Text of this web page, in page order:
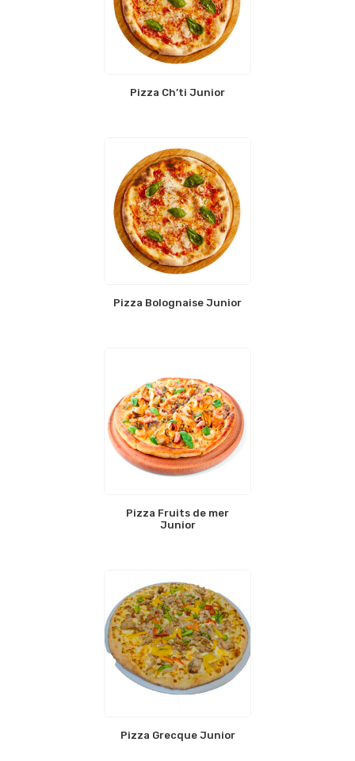
Pizza Ch’ti Junior
Pizza Bolognaise Junior
Pizza Fruits de mer
Junior
Pizza Grecque Junior